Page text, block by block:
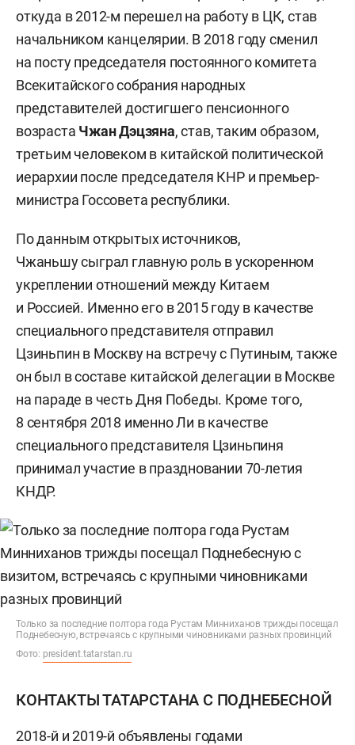
откуда в 2012-м перешел на работу в ЦК, став
начальником канцелярии. В 2018 году сменил
на посту председателя постоянного комитета
Всекитайского собрания народных
представителей достигшего пенсионного
возраста Чжан Дэцзяна, став, таким образом,
третьим человеком в китайской политической
иерархии после председателя КНР и премьер-
министра Госсовета республики.
По данным открытых источников,
Чжаньшу сыграл главную роль в ускоренном
укреплении отношений между Китаем
и Россией. Именно его в 2015 году в качестве
специального представителя отправил
Цзиньпин в Москву на встречу с Путиным, также
он был в составе китайской делегации в Москве
на параде в честь Дня Победы. Кроме того,
8 сентября 2018 именно Ли в качестве
специального представителя Цзиньпиня
принимал участие в праздновании 70-летия
КНДР.
Только за последние полтора года Рустам Минниханов трижды посещал
Поднебесную, встречаясь с крупными чиновниками разных провинций
Фото: president.tatarstan.ru
КОНТАКТЫ ТАТАРСТАНА С ПОДНЕБЕСНОЙ
2018-й и 2019-й объявлены годами